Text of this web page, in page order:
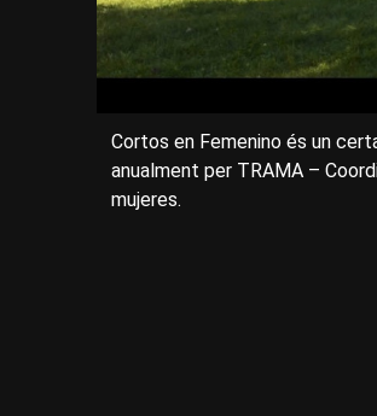
Cortos en Femenino és un
anualment per TRAMA –
mujeres.